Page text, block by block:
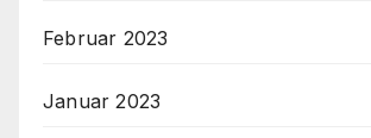
Februar 2023
Januar 2023